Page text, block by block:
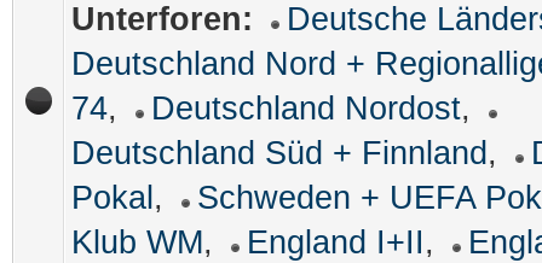
Unterforen:
Deutsche
Deutschland Nord +
74, Deutschland Nordost,
Deutschland Süd + Finnland ,
Pokal ,
Schweden + UEFA
Klub WM, England I+II,